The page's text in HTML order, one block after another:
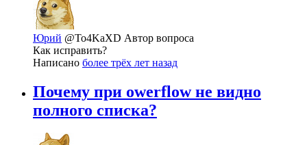
Юрий @To4KaXD Автор вопроса
Как исправить?
Написано более трёх лет назад
Почему при owerflow не видно
полного списка?